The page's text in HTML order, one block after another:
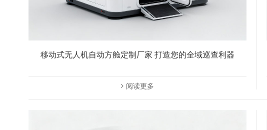
移动式无人机自动方舱定制厂家 打造您的全域巡查利器
阅读更多